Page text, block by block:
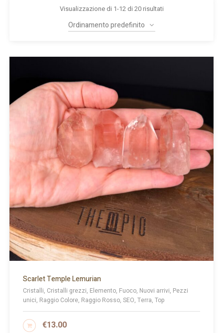
Visualizzazione di 1-12 di 20 risultati
Scarlet Temple Lemurian
Cristalli, Cristalli grezzi, Elemento, Fuoco, Nuovi arrivi, Pezzi
unici, Raggio Colore, Raggio Rosso, SEO, Terra, Top
€13.00
AGGIUNGI AL CARRELLO